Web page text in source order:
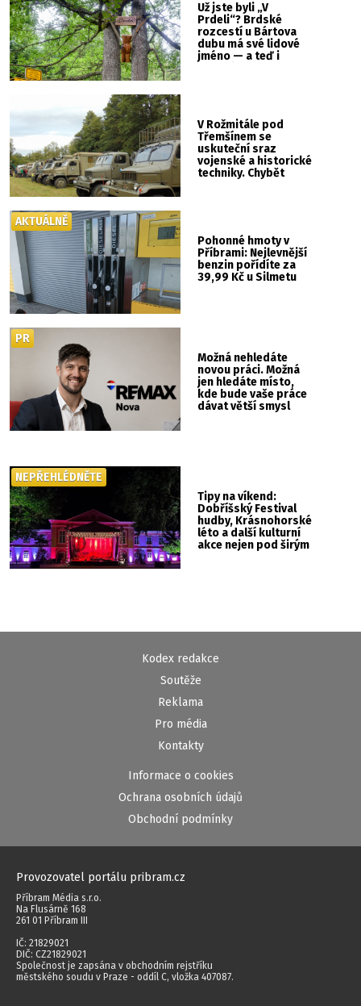
Už jste byli „V
Prdeli“? Brdské
rozcestí u Bártova
dubu má své lidové
jméno — a teď i
V Rožmitále pod
Třemšínem se
uskuteční sraz
vojenské a historické
techniky. Chybět
Pohonné hmoty v
Příbrami: Nejlevnější
benzin pořídíte za
39,99 Kč u Silmetu
AKTUÁLNĚ
Možná nehledáte
novou práci. Možná
jen hledáte místo,
kde bude vaše práce
dávat větší smysl
PR
Tipy na víkend:
Dobříšský Festival
hudby, Krásnohorské
léto a další kulturní
akce nejen pod širým
NEPŘEHLÉDNĚTE
Kodex redakce
Soutěže
Reklama
Pro média
Kontakty
Informace o cookies
Ochrana osobních údajů
Obchodní podmínky
Provozovatel portálu pribram.cz
Příbram Média s.r.o.
Na Flusárně 168
261 01 Příbram III
IČ: 21829021
DIČ: CZ21829021
Společnost je zapsána v obchodním rejstříku
městského soudu v Praze - oddíl C, vložka 407087.